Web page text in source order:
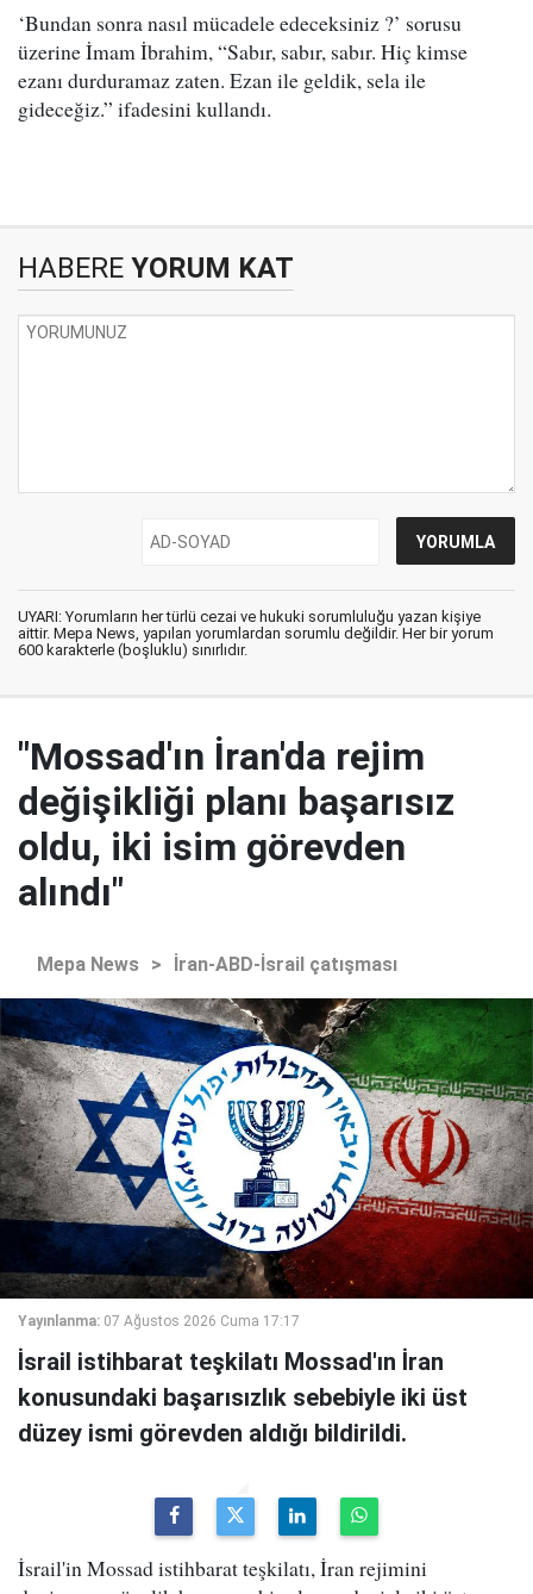
‘Bundan sonra nasıl mücadele edeceksiniz ?’ sorusu
üzerine İmam İbrahim, “Sabır, sabır, sabır. Hiç kimse
ezanı durduramaz zaten. Ezan ile geldik, sela ile
gideceğiz.” ifadesini kullandı.
HABERE YORUM KAT
UYARI: Yorumların her türlü cezai ve hukuki sorumluluğu yazan kişiye
aittir. Mepa News, yapılan yorumlardan sorumlu değildir. Her bir yorum
600 karakterle (boşluklu) sınırlıdır.
"Mossad'ın İran'da rejim
değişikliği planı başarısız
oldu, iki isim görevden
alındı"
Mepa News > İran-ABD-İsrail çatışması
Yayınlanma: 07 Ağustos 2026 Cuma 17:17
İsrail istihbarat teşkilatı Mossad'ın İran
konusundaki başarısızlık sebebiyle iki üst
düzey ismi görevden aldığı bildirildi.
İsrail'in Mossad istihbarat teşkilatı, İran rejimini